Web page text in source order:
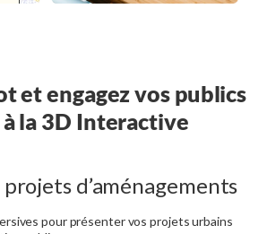
et engagez vos publics
à la 3D Interactive
d’aménagements
pour présenter vos projets urbains